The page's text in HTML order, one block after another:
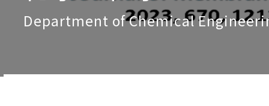
Department of Chemical